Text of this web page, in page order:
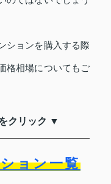
ションを購入する際
格相場についてもご
クリック ▼
ョン一覧